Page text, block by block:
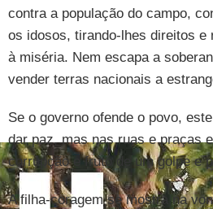
contra a população do campo,
os idosos, tirando-lhes direitos e
à miséria. Nem escapa a
vender terras nacionais a
Se o governo ofende o povo,
dar paz, mas nas ruas e praças
corrupção e fruto de um golpe e
A filha-coragem se mostra na